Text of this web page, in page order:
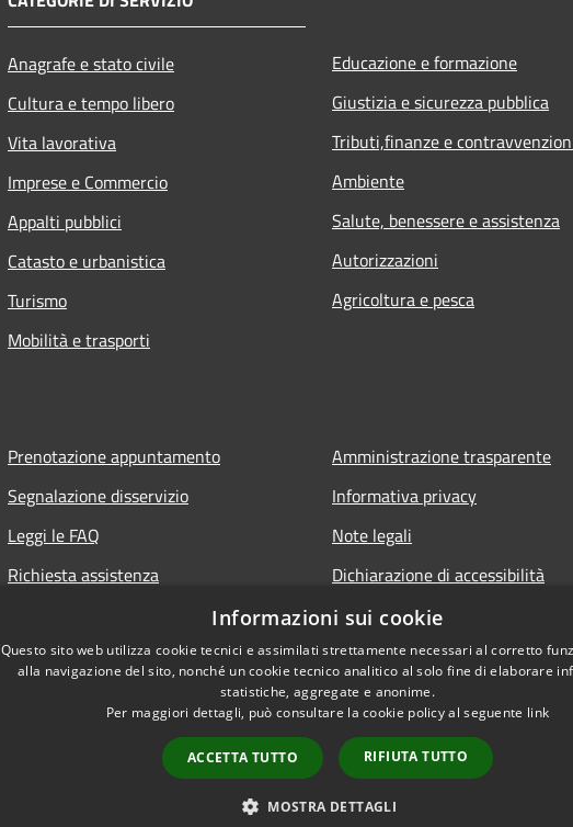
Anagrafe e stato civile
Cultura e tempo libero
Vita lavorativa
Imprese e Commercio
Appalti pubblici
Catasto e urbanistica
Turismo
Mobilità e trasporti
Educazione e formazione
Giustizia e sicurezza pubblica
Tributi,finanze e
Ambiente
Salute, benessere e assistenza
Autorizzazioni
Agricoltura e pesca
Prenotazione appuntamento
Segnalazione disservizio
Leggi le FAQ
Richiesta assistenza
Amministrazione trasparente
Informativa privacy
Note legali
Dichiarazione di accessibilità
Copyright © 2026 •
Informazioni sui cookie
Questo sito web utilizza cookie tecnici e assimilati strettamente necessari al corretto
alla navigazione del sito, nonché un cookie tecnico analitico al solo fine di elaborare
statistiche, aggregate e anonime.
Per maggiori dettagli, può consultare la cookie policy al seguente link
ACCETTA TUTTO RIFIUTA TUTTO
MOSTRA DETTAGLI